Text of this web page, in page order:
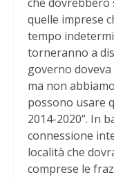
quelle imprese
tempo
torneranno a
governo
ma non
possono usare
2014-2020”. In
connessione
località che
comprese le